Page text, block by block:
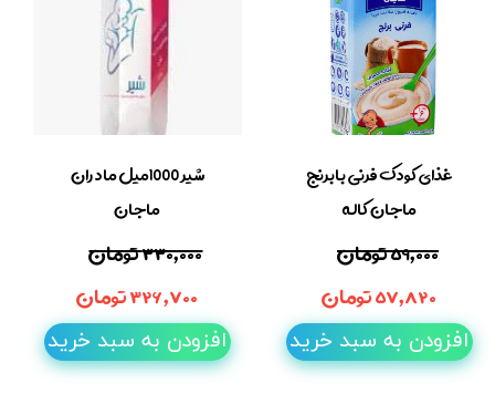
غذای کودک فرنی بابرنج
ماجان کاله
۵۹,۰۰۰ تومان
۵۷,۸۲۰ تومان
افزودن به سبد خرید
شیر 1000میل مادران
ماجان
۳۳۰,۰۰۰ تومان
۳۲۶,۷۰۰ تومان
افزودن به سبد خرید